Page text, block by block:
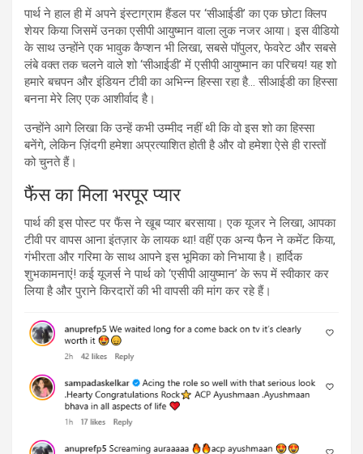
पार्थ ने हाल ही में अपने इंस्टाग्राम हैंडल पर ‘सीआईडी’ का एक छोटा क्लिप
शेयर किया जिसमें उनका एसीपी आयुष्मान वाला लुक नजर आया। इस वीडियो
के साथ उन्होंने एक भावुक कैप्शन भी लिखा, सबसे पॉपुलर, फेवरेट और सबसे
लंबे वक्त तक चलने वाले शो ‘सीआईडी’ में एसीपी आयुष्मान का परिचय! यह शो
हमारे बचपन और इंडियन टीवी का अभिन्न हिस्सा रहा है… सीआईडी का हिस्सा
बनना मेरे लिए एक आशीर्वाद है।
उन्होंने आगे लिखा कि उन्हें कभी उम्मीद नहीं थी कि वो इस शो का हिस्सा
बनेंगे, लेकिन ज़िंदगी हमेशा अप्रत्याशित होती है और वो हमेशा ऐसे ही रास्तों
को चुनते हैं।
फैंस का मिला भरपूर प्यार
पार्थ की इस पोस्ट पर फैंस ने खूब प्यार बरसाया। एक यूजर ने लिखा, आपका
टीवी पर वापस आना इंतज़ार के लायक था! वहीं एक अन्य फैन ने कमेंट किया,
गंभीरता और गरिमा के साथ आपने इस भूमिका को निभाया है। हार्दिक
शुभकामनाएं! कई यूजर्स ने पार्थ को ‘एसीपी आयुष्मान’ के रूप में स्वीकार कर
लिया है और पुराने किरदारों की भी वापसी की मांग कर रहे हैं।